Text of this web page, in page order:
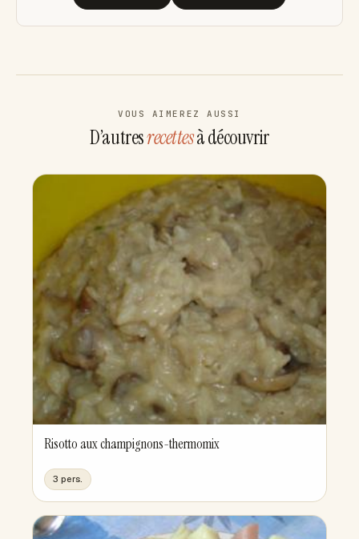
VOUS AIMEREZ AUSSI
D’autresrecettesà découvrir
Risotto aux champignons-thermomix
3 pers.